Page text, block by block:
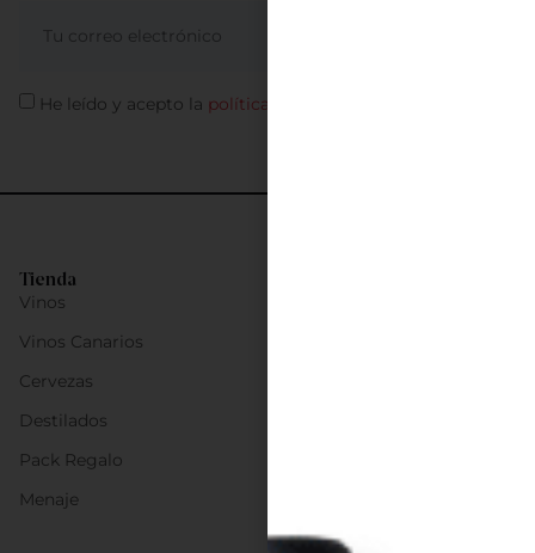
Tienda
Vinos
Vinos Canarios
Cervezas
Destilados
Pack Regalo
Menaje
He leído y acepto la política de privacidad